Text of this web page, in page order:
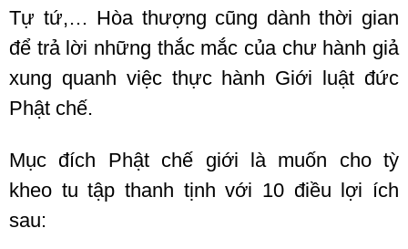
Tự tứ,… Hòa thượng cũng dành thời gian
để trả lời những thắc mắc của chư hành giả
xung quanh việc thực hành Giới luật đức
Phật chế.
Mục đích Phật chế giới là muốn cho tỳ
kheo tu tập thanh tịnh với 10 điều lợi ích
sau: